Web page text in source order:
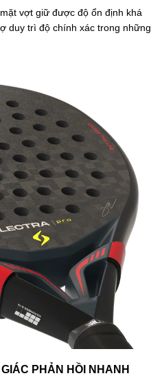
vợt giữ được độ ổn định khá
duy trì độ chính xác trong những
PHẢN HỒI NHANH